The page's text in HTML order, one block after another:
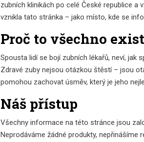
zubních klinikách po celé České republice
vznikla tato stránka – jako místo, kde se
Proč to všechno
Spousta lidí se bojí zubních lékařů, neví, jak
Zdravé zuby nejsou otázkou štěstí – jsou
pomohou zachovat úsměv, který je jeho
Náš přístup
Všechny informace na této stránce jsou
Neprodáváme žádné produkty,